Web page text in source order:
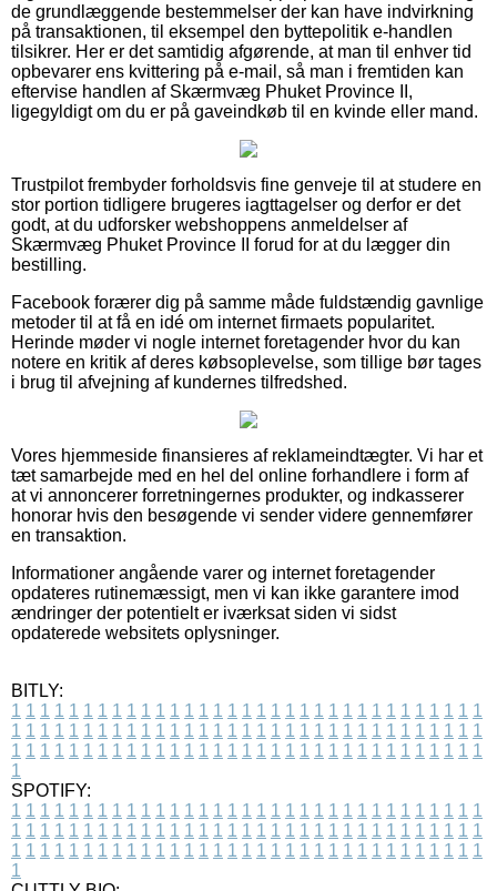
de grundlæggende bestemmelser der kan have indvirkning
på transaktionen, til eksempel den byttepolitik e-handlen
tilsikrer. Her er det samtidig afgørende, at man til enhver tid
opbevarer ens kvittering på e-mail, så man i fremtiden kan
eftervise handlen af Skærmvæg Phuket Province II,
ligegyldigt om du er på gaveindkøb til en kvinde eller mand.
Trustpilot frembyder forholdsvis fine genveje til at studere en
stor portion tidligere brugeres iagttagelser og derfor er det
godt, at du udforsker webshoppens anmeldelser af
Skærmvæg Phuket Province II forud for at du lægger din
bestilling.
Facebook forærer dig på samme måde fuldstændig gavnlige
metoder til at få en idé om internet firmaets popularitet.
Herinde møder vi nogle internet foretagender hvor du kan
notere en kritik af deres købsoplevelse, som tillige bør tages
i brug til afvejning af kundernes tilfredshed.
Vores hjemmeside finansieres af reklameindtægter. Vi har et
tæt samarbejde med en hel del online forhandlere i form af
at vi annoncerer forretningernes produkter, og indkasserer
honorar hvis den besøgende vi sender videre gennemfører
en transaktion.
Informationer angående varer og internet foretagender
opdateres rutinemæssigt, men vi kan ikke garantere imod
ændringer der potentielt er iværksat siden vi sidst
opdaterede websitets oplysninger.
BITLY:
1 1 1 1 1 1 1 1 1 1 1 1 1 1 1 1 1 1 1 1 1 1 1 1 1 1 1 1 1 1 1 1 1
1 1 1 1 1 1 1 1 1 1 1 1 1 1 1 1 1 1 1 1 1 1 1 1 1 1 1 1 1 1 1 1 1
1 1 1 1 1 1 1 1 1 1 1 1 1 1 1 1 1 1 1 1 1 1 1 1 1 1 1 1 1 1 1 1 1
1
SPOTIFY:
1 1 1 1 1 1 1 1 1 1 1 1 1 1 1 1 1 1 1 1 1 1 1 1 1 1 1 1 1 1 1 1 1
1 1 1 1 1 1 1 1 1 1 1 1 1 1 1 1 1 1 1 1 1 1 1 1 1 1 1 1 1 1 1 1 1
1 1 1 1 1 1 1 1 1 1 1 1 1 1 1 1 1 1 1 1 1 1 1 1 1 1 1 1 1 1 1 1 1
1